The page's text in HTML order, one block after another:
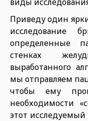
Приведу один
исследование
определенные
стенках
выработанного
мы отправляем
чтобы ему
необходимости
этот исследуемый